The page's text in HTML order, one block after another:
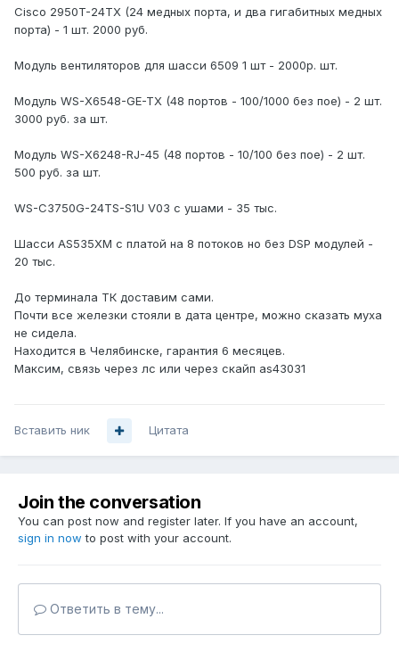
Cisco 2950T-24TX (24 медных порта, и два гигабитных медных
порта) - 1 шт. 2000 руб.
Модуль вентиляторов для шасси 6509 1 шт - 2000р. шт.
Модуль WS-X6548-GE-TX (48 портов - 100/1000 без пое) - 2 шт.
3000 руб. за шт.
Модуль WS-X6248-RJ-45 (48 портов - 10/100 без пое) - 2 шт.
500 руб. за шт.
WS-C3750G-24TS-S1U V03 с ушами - 35 тыс.
Шасси AS535XM c платой на 8 потоков но без DSP модулей -
20 тыс.
До терминала ТК доставим сами.
Почти все железки стояли в дата центре, можно сказать муха
не сидела.
Находится в Челябинске, гарантия 6 месяцев.
Максим, связь через лс или через скайп as43031
Вставить ник Цитата
Join the conversation
You can post now and register later. If you have an account,
sign in now to post with your account.
Ответить в тему...